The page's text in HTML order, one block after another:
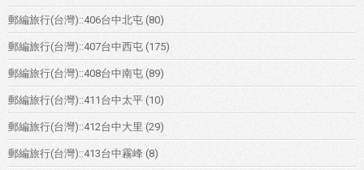
郵編旅行(台灣)::406台中北屯 (80)
郵編旅行(台灣)::407台中西屯 (175)
郵編旅行(台灣)::408台中南屯 (89)
郵編旅行(台灣)::411台中太平 (10)
郵編旅行(台灣)::412台中大里 (29)
郵編旅行(台灣)::413台中霧峰 (8)